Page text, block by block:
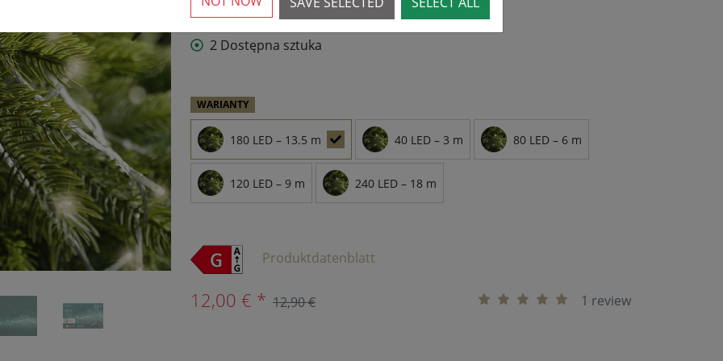
› 2 Dostępna sztuka
WARIANTY
180 LED – 13.5 m 40 LED – 3 m 80 LED – 6 m
120 LED – 9 m 240 LED – 18 m
Produktdatenblatt
1 review
12,00 € * 12,90 €